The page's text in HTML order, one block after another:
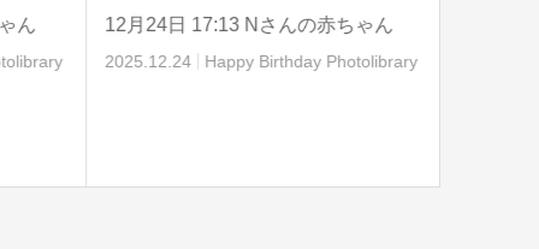
ん 12月24日 17:13 Nさんの赤ちゃん
2025.12.24 Happy Birthday Photolibrary